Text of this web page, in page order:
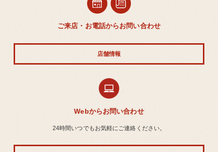
ご来店・お電話からお問い合わせ
店舗情報
Webからお問い合わせ
24時間いつでもお気軽にご連絡ください。